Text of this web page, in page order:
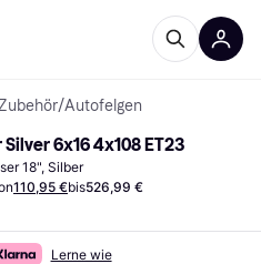
/Autofelgen
6x16 4x108 ET23
18", Silber
110,95 €bis526,99 €
Lerne wie